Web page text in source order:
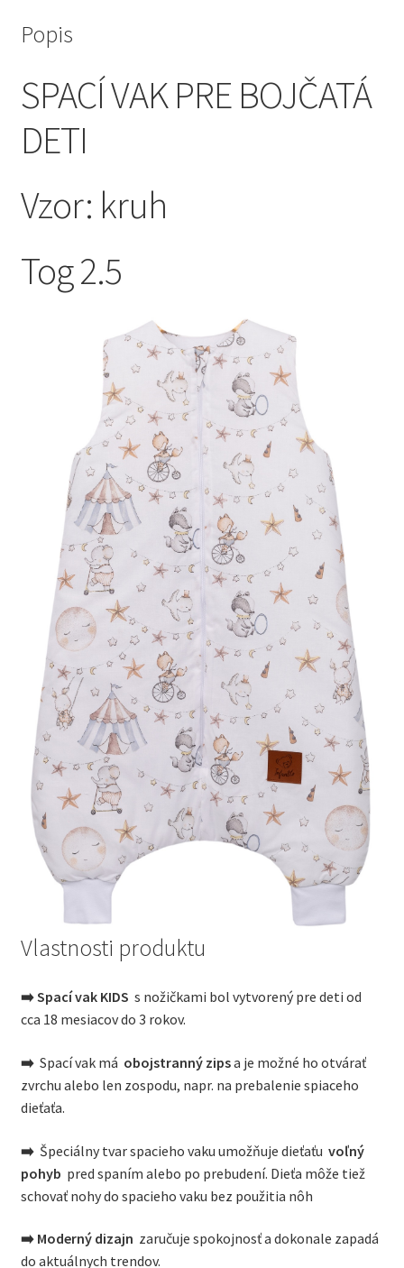
Popis
SPACÍ VAK PRE BOJČATÁ
DETI
Vzor: kruh
Tog 2.5
Vlastnosti produktu
➡️ Spací vak KIDS s nožičkami bol vytvorený pre deti od
cca 18 mesiacov do 3 rokov.
➡️Spací vak má obojstranný zipsa je možné ho otvárať
zvrchu alebo len zospodu, napr. na prebalenie spiaceho
dieťaťa.
➡️Špeciálny tvar spacieho vaku umožňuje dieťaťu voľný
pohyb pred spaním alebo po prebudení. Dieťa môže tiež
schovať nohy do spacieho vaku bez použitia nôh
➡️ Moderný dizajn zaručuje spokojnosť a dokonale zapadá
do aktuálnych trendov.